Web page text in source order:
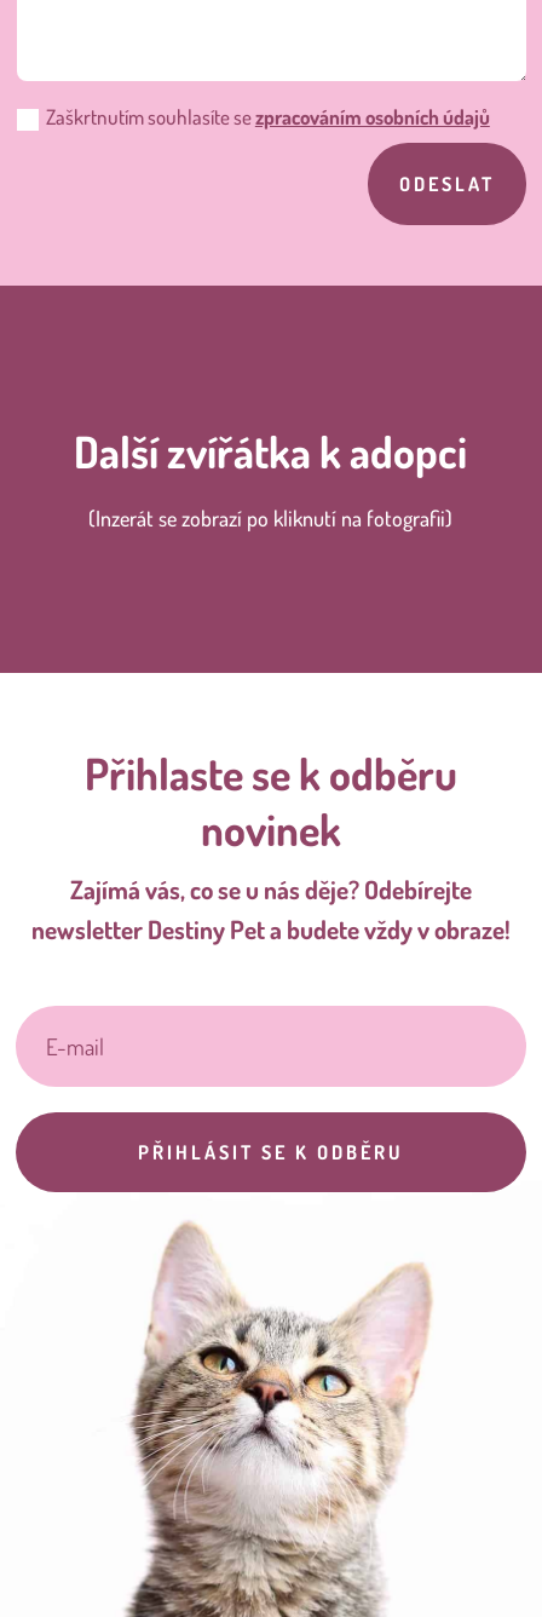
Zaškrtnutím souhlasíte sezpracováním osobních údajů
ODESLAT
Další zvířátka k adopci
(Inzerát se zobrazí po kliknutí na fotografii)
Přihlaste se k odběru
novinek
Zajímá vás, co se u nás děje? Odebírejte
newsletter Destiny Pet a budete vždy v obraze!
PŘIHLÁSIT SE K ODBĚRU